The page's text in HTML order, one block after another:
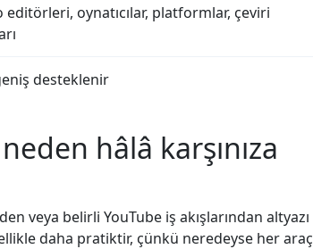
editörleri, oynatıcılar, platformlar, çeviri
desteklenir
hâlâ karşınıza
veya belirli YouTube iş akışlarından altyazı
daha pratiktir, çünkü neredeyse her araç